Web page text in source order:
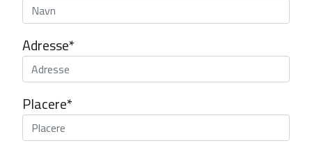
Adresse*
Placere*